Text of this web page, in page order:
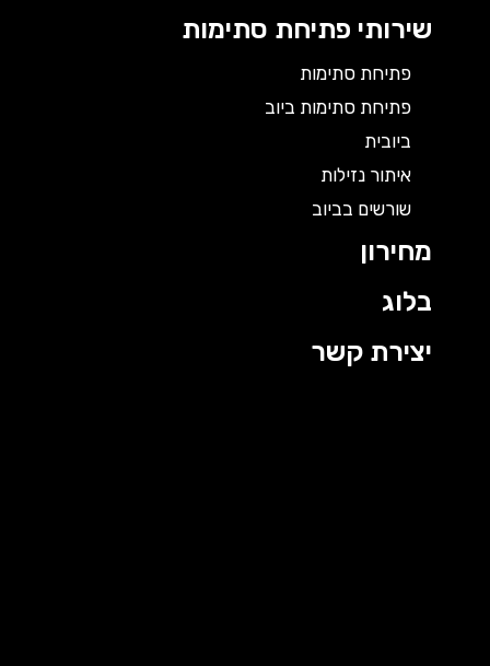
שירותי פתיחת סתימות
פתיחת סתימות
פתיחת סתימות ביוב
ביובית
איתור נזילות
שורשים בביוב
מחירון
בלוג
יצירת קשר